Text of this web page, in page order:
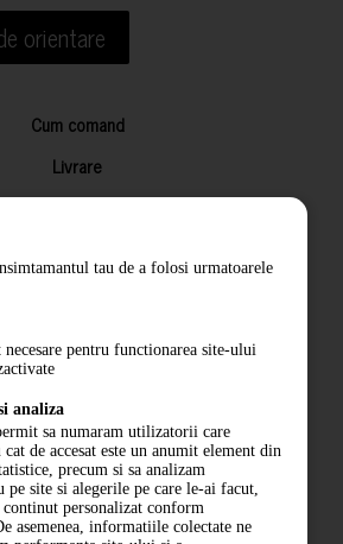
orientare
Cum comand
Livrare
produselor
Termeni si conditii
de confidentialitate
ANPC
tau de a folosi urmatoarele
necesare pentru functionarea site-ului
analiza
sa numaram utilizatorii care
de accesat este un anumit element din
precum si sa analizam
pe site si alegerile pe care le-ai facut,
personalizat conform
asemenea, informatiile colectate ne